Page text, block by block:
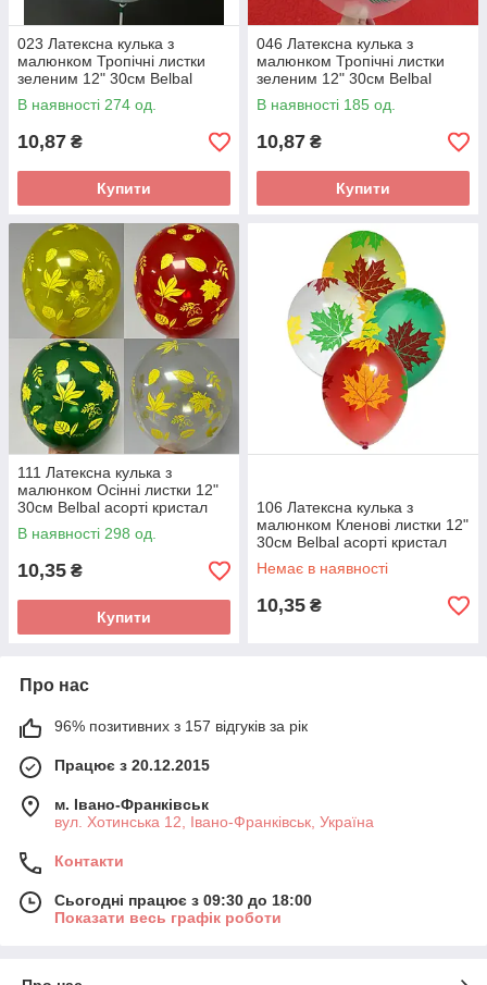
023 Латексна кулька з
малюнком Тропічні листки
зеленим 12" 30см Belbal
білий 002 ТМ Star
В наявності 274 од.
10,87 ₴
Купити
046 Латексна кулька з
малюнком Тропічні листки
зеленим 12" 30см Belbal
прозорий 038 ТМ Star
В наявності 185 од.
10,87 ₴
Купити
111 Латексна кулька з
малюнком Осінні листки 12"
30см Belbal асорті кристал
ТМ Star
В наявності 298 од.
10,35 ₴
Купити
106 Латексна кулька з
малюнком Кленові листки 12"
30см Belbal асорті кристал
ТМ Star
Немає в наявності
10,35 ₴
Про нас
96% позитивних з 157 відгуків за рік
Працює з 20.12.2015
м. Івано-Франківськ
вул. Хотинська 12, Івано-Франківськ, Україна
Контакти
Сьогодні працює з 09:30 до 18:00
Показати весь графік роботи